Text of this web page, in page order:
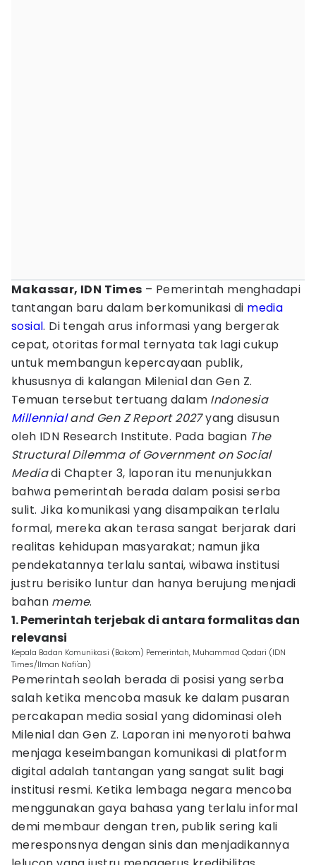
Makassar, IDN Times – Pemerintah menghadapi
tantangan baru dalam berkomunikasi di media
sosial. Di tengah arus informasi yang bergerak
cepat, otoritas formal ternyata tak lagi cukup
untuk membangun kepercayaan publik,
khususnya di kalangan Milenial dan Gen Z.
Temuan tersebut tertuang dalam Indonesia
Millennialand Gen Z Report 2027yang disusun
oleh IDN Research Institute. Pada bagian The
Structural Dilemma of Government on Social
Mediadi Chapter 3, laporan itu menunjukkan
bahwa pemerintah berada dalam posisi serba
sulit. Jika komunikasi yang disampaikan terlalu
formal, mereka akan terasa sangat berjarak dari
realitas kehidupan masyarakat; namun jika
pendekatannya terlalu santai, wibawa institusi
justru berisiko luntur dan hanya berujung menjadi
bahan meme.
1. Pemerintah terjebak di antara formalitas dan
relevansi
Kepala Badan Komunikasi (Bakom) Pemerintah, Muhammad Qodari (IDN
Times/Ilman Nafi'an)
Pemerintah seolah berada di posisi yang serba
salah ketika mencoba masuk ke dalam pusaran
percakapan media sosial yang didominasi oleh
Milenial dan Gen Z. Laporan ini menyoroti bahwa
menjaga keseimbangan komunikasi di platform
digital adalah tantangan yang sangat sulit bagi
institusi resmi. Ketika lembaga negara mencoba
menggunakan gaya bahasa yang terlalu informal
demi membaur dengan tren, publik sering kali
meresponsnya dengan sinis dan menjadikannya